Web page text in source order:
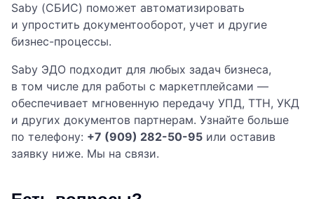
Saby (СБИС) поможет автоматизировать
и упростить документооборот, учет и другие
бизнес-процессы.
Saby ЭДО подходит для любых задач бизнеса,
в том числе для работы с маркетплейсами —
обеспечивает мгновенную передачу УПД, ТТН, УКД
и других документов партнерам. Узнайте больше
по телефону: +7 (909) 282-50-95 или оставив
заявку ниже. Мы на связи.